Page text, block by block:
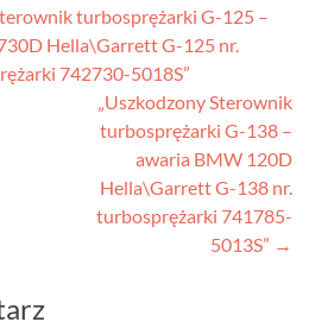
turbosprężarki G-125 –
Hella\Garrett G-125 nr.
742730-5018S”
„Uszkodzony Sterownik
turbosprężarki G-138 –
awaria BMW 120D
Hella\Garrett G-138 nr.
turbosprężarki 741785-
5013S” →